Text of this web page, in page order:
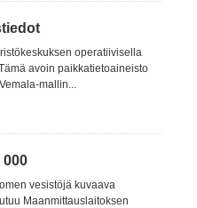
operatiivisella
avoin paikkatietoaineisto
mallin...
000
vesistöjä kuvaava
Maanmittauslaitoksen